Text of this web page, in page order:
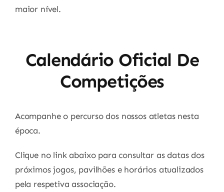
maior nível.
Calendário Oficial De
Competições
Acompanhe o percurso dos nossos atletas nesta
época.
Clique no link abaixo para consultar as datas dos
próximos jogos, pavilhões e horários atualizados
pela respetiva associação.